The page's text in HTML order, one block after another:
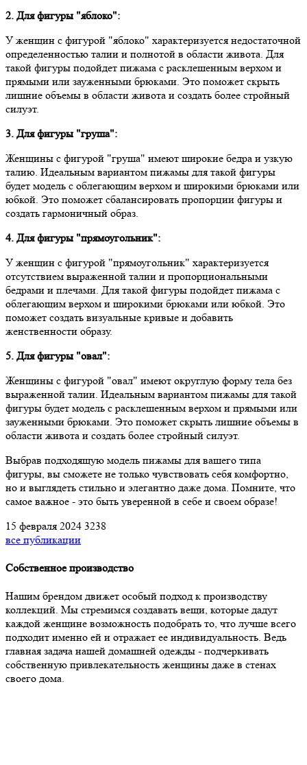
2. Для фигуры "яблоко":
У женщин с фигурой "яблоко" характеризуется недостаточной
определенностью талии и полнотой в области живота. Для
такой фигуры подойдет пижама с расклешенным верхом и
прямыми или зауженными брюками. Это поможет скрыть
лишние объемы в области живота и создать более стройный
силуэт.
3. Для фигуры "груша":
Женщины с фигурой "груша" имеют широкие бедра и узкую
талию. Идеальным вариантом пижамы для такой фигуры
будет модель с облегающим верхом и широкими брюками или
юбкой. Это поможет сбалансировать пропорции фигуры и
создать гармоничный образ.
4. Для фигуры "прямоугольник":
У женщин с фигурой "прямоугольник" характеризуется
отсутствием выраженной талии и пропорциональными
бедрами и плечами. Для такой фигуры подойдет пижама с
облегающим верхом и широкими брюками или юбкой. Это
поможет создать визуальные кривые и добавить
женственности образу.
5. Для фигуры "овал":
Женщины с фигурой "овал" имеют округлую форму тела без
выраженной талии. Идеальным вариантом пижамы для такой
фигуры будет модель с расклешенным верхом и прямыми или
зауженными брюками. Это поможет скрыть лишние объемы в
области живота и создать более стройный силуэт.
Выбрав подходящую модель пижамы для вашего типа
фигуры, вы сможете не только чувствовать себя комфортно,
но и выглядеть стильно и элегантно даже дома. Помните, что
самое важное - это быть уверенной в себе и своем образе!
15 февраля 2024 3238
все публикации
Собственное производство
Нашим брендом движет особый подход к производству
коллекций. Мы стремимся создавать вещи, которые дадут
каждой женщине возможность подобрать то, что лучше всего
подходит именно ей и отражает ее индивидуальность. Ведь
главная задача нашей домашней одежды - подчеркивать
собственную привлекательность женщины даже в стенах
своего дома.